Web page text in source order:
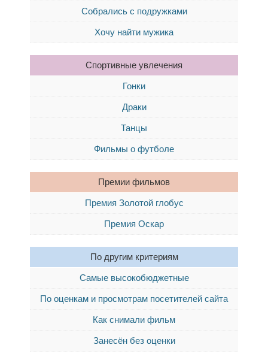
Собрались с подружками
Хочу найти мужика
Спортивные увлечения
Гонки
Драки
Танцы
Фильмы о футболе
Премии фильмов
Премия Золотой глобус
Премия Оскар
По другим критериям
Самые высокобюджетные
По оценкам и просмотрам посетителей сайта
Как снимали фильм
Занесён без оценки